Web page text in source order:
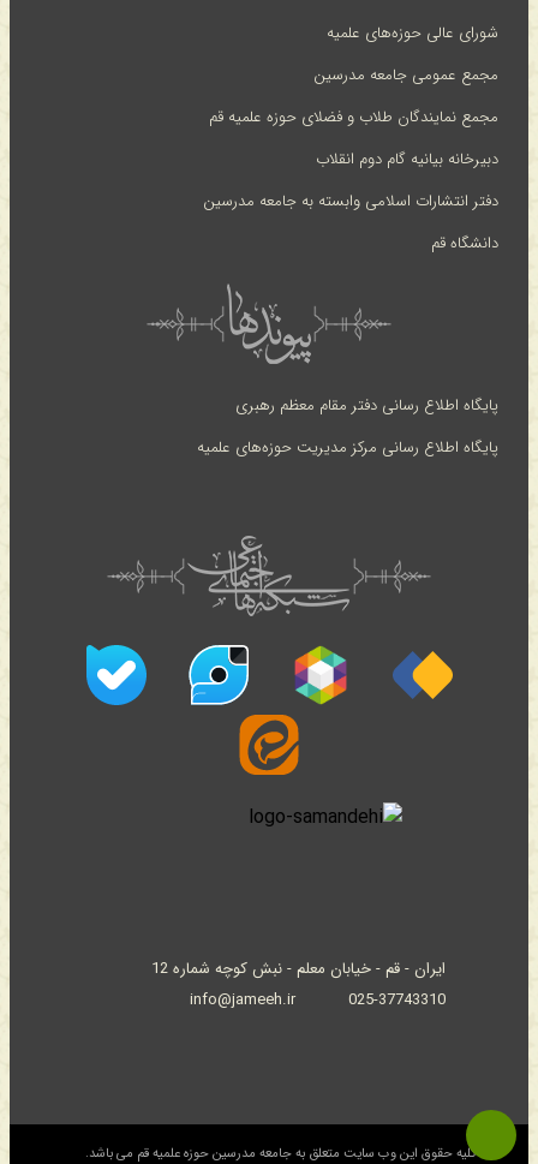
شورای عالی حوزه‌های علمیه
مجمع عمومی جامعه مدرسین
مجمع نمایندگان طلاب و فضلای حوزه علمیه قم
دبیرخانه بیانیه گام دوم انقلاب
دفتر انتشارات اسلامی وابسته به جامعه مدرسین
دانشگاه قم
پایگاه اطلاع رسانی دفتر مقام معظم رهبری
پایگاه اطلاع رسانی مرکز مدیریت حوزه‌های علمیه
ایران - قم - خیابان معلم - نبش کوچه شماره 12
025-37743310
info@jameeh.ir
© کلیه حقوق این وب سایت متعلق به جامعه مدرسین حوزه علمیه قم می باشد.